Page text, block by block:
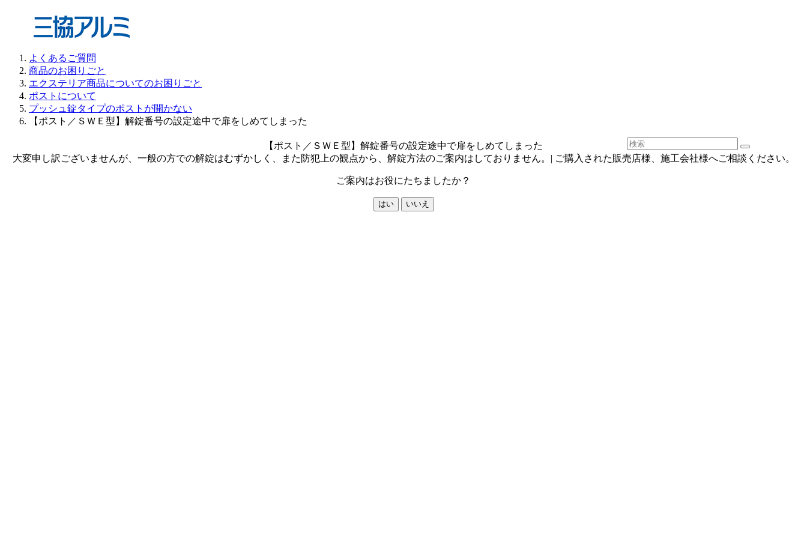
よくあるご質問
商品のお困りごと
エクステリア商品についてのお困りごと
ポストについて
プッシュ錠タイプのポストが開かない
【ポスト／ＳＷＥ型】解錠番号の設定途中で扉をしめてしまった
【ポスト／ＳＷＥ型】解錠番号の設定途中で扉をしめてしまった
大変申し訳ございませんが、一般の方での解錠はむずかしく、また防犯上の観点から、解錠方法のご案内はしておりません。| ご購入された販売店様、施工会社様へご相談ください。
ご案内はお役にたちましたか？
はい いいえ